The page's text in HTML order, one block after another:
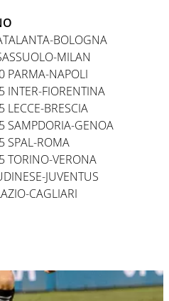
BOLOGNA
MILAN
NAPOLI
FIORENTINA
BRESCIA
GENOA
ROMA
VERONA
JUVENTUS
CAGLIARI